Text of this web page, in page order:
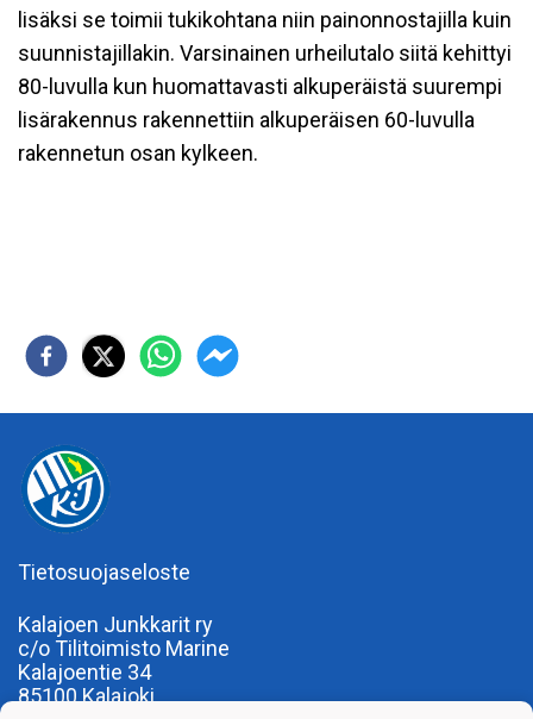
lisäksi se toimii tukikohtana niin painonnostajilla kuin
suunnistajillakin. Varsinainen urheilutalo siitä kehittyi
80-luvulla kun huomattavasti alkuperäistä suurempi
lisärakennus rakennettiin alkuperäisen 60-luvulla
rakennetun osan kylkeen.
Tietosuojaseloste
Kalajoen Junkkarit ry
c/o Tilitoimisto Marine
Kalajoentie 34
85100 Kalajoki